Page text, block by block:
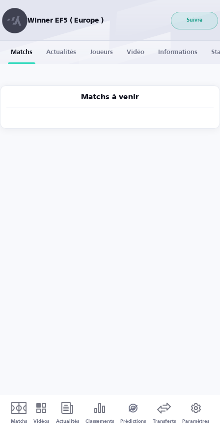
Winner EF5 ( Europe ) Suivre
Matchs Actualités Joueurs Vidéo Informations
Matchs à venir
Matchs Vidéos Actualités Classements Prédictions Transferts Paramètres